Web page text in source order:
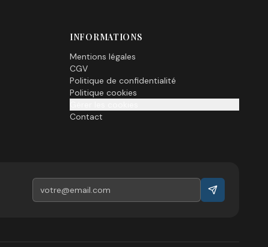
INFORMATIONS
Mentions légales
CGV
Politique de confidentialité
Politique cookies
Contact